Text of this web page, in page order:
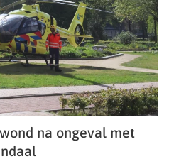
na ongeval met